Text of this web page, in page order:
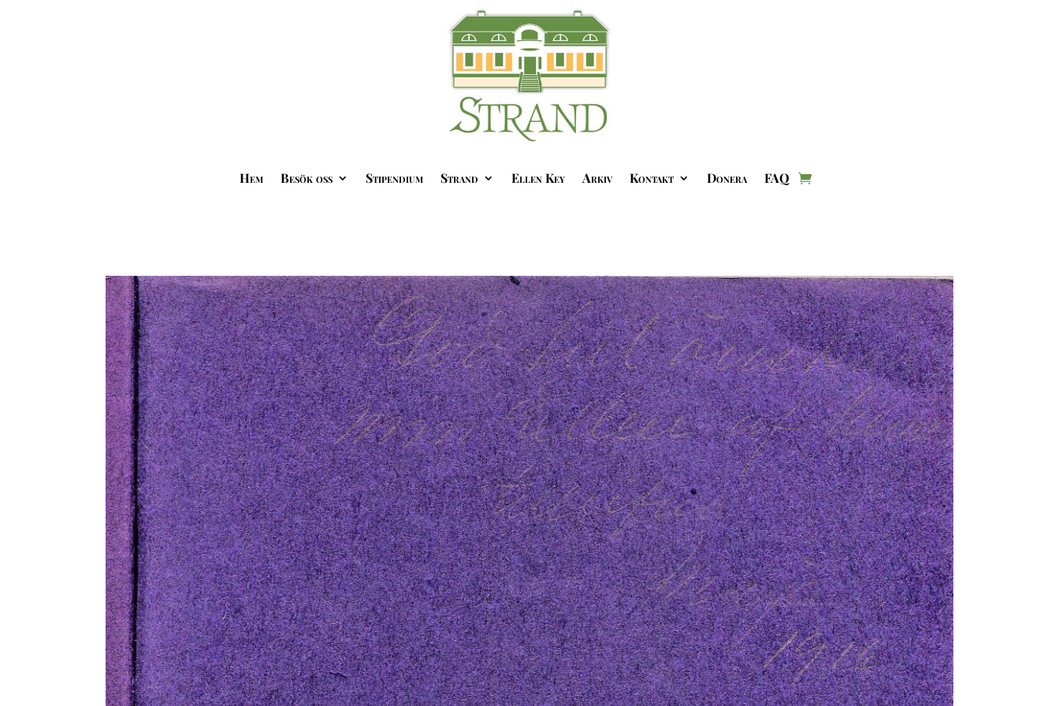
Hem Besök oss Stipendium Strand Ellen Key Arkiv Kontakt Donera FAQ